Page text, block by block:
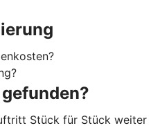
Stück für Stück weiter